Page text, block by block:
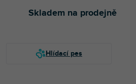
Skladem na prodejně